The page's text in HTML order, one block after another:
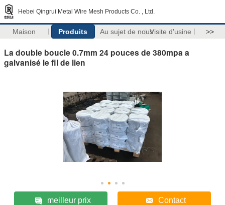
Hebei Qingrui Metal Wire Mesh Products Co. , Ltd.
Maison Produits Au sujet de nousVisite d'usine >>
La double boucle 0.7mm 24 pouces de 380mpa a
galvanisé le fil de lien
meilleur prix Contact